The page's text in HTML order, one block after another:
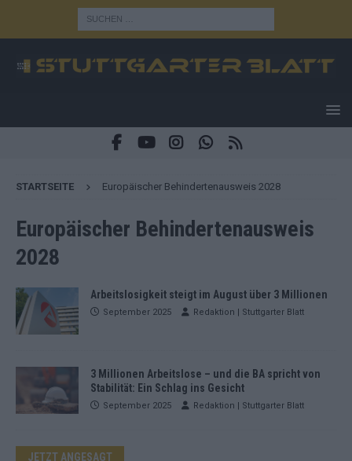
STARTSEITE Europäischer Behindertenausweis 2028
Europäischer Behindertenausweis
2028
Arbeitslosigkeit steigt im August über 3 Millionen
September 2025 Redaktion | Stuttgarter Blatt
3 Millionen Arbeitslose – und die BA spricht von
Stabilität: Ein Schlag ins Gesicht
September 2025 Redaktion | Stuttgarter Blatt
JETZT ANGESAGT